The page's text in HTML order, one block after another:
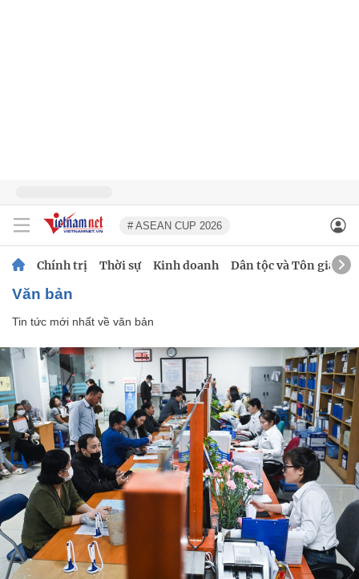
# ASEAN CUP 2026
Chính trị Thời sự Kinh doanh Dân tộc và Tôn giáo
văn bản
Tin tức mới nhất về văn bản